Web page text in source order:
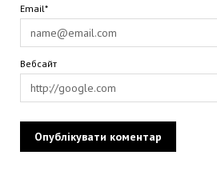
Email*
Вебсайт